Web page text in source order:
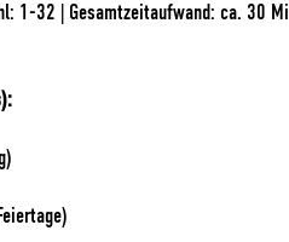
1-32 | Gesamtzeitaufwand: ca. 30